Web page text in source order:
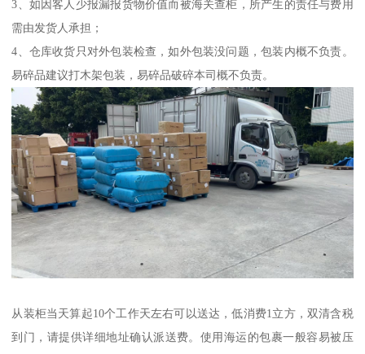
3、如因客人少报漏报货物价值而被海关查柜，所产生的责任与费用
需由发货人承担；
4、仓库收货只对外包装检查，如外包装没问题，包装内概不负责。
易碎品建议打木架包装，易碎品破碎本司概不负责。
从装柜当天算起10个工作天左右可以送达，低消费1立方，双清含税
到门，请提供详细地址确认派送费。使用海运的包裹一般容易被压